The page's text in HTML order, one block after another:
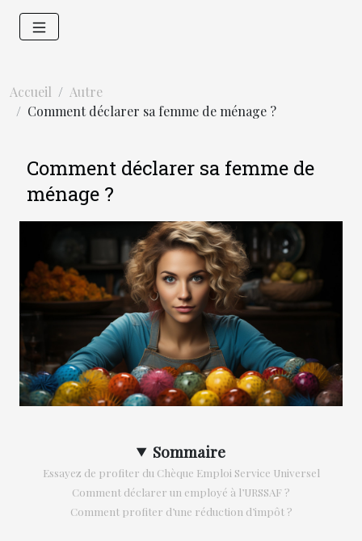
Accueil
Autre
Comment déclarer sa femme de ménage ?
Comment déclarer sa femme de
ménage ?
Sommaire
Essayez de profiter du Chèque Emploi Service Universel
Comment déclarer un employé à l’URSSAF ?
Comment profiter d’une réduction d’impôt ?